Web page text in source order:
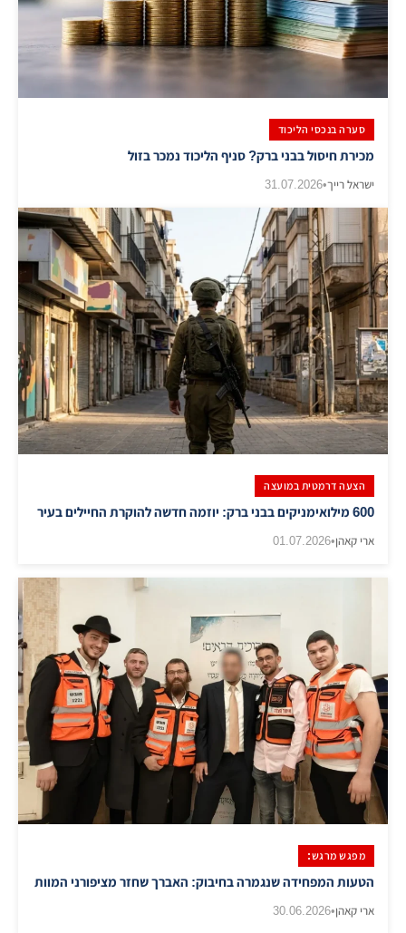
סערה בנכסי הליכוד
מכירת חיסול בבני ברק? סניף הליכוד נמכר בזול
ישראל רייך•
31.07.2026
הצעה דרמטית במועצה
600 מילואימניקים בבני ברק: יוזמה חדשה להוקרת החיילים בעיר
ארי קאהן•
01.07.2026
מפגש מרגש:
הטעות המפחידה שנגמרה בחיבוק: האברך שחזר מציפורני המוות
ארי קאהן•
30.06.2026